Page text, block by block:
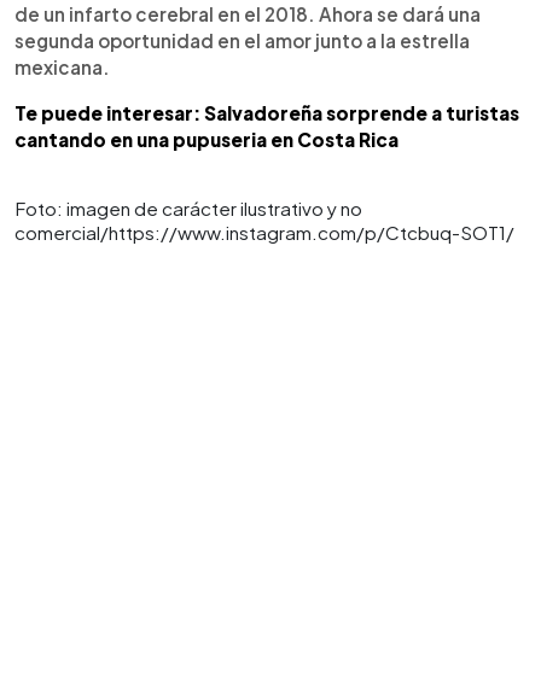
de un infarto cerebral en el 2018. Ahora se dará una
segunda oportunidad en el amor junto a la estrella
mexicana.
Te puede interesar: Salvadoreña sorprende a turistas
cantando en una pupuseria en Costa Rica
Foto: imagen de carácter ilustrativo y no
comercial/https://www.instagram.com/p/Ctcbuq-SOT1/